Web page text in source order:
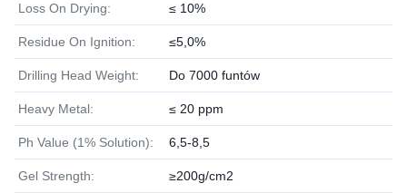
Loss On Drying: ≤ 10%
Residue On Ignition: ≤5,0%
Drilling Head Weight: Do 7000 funtów
Heavy Metal: ≤ 20 ppm
Ph Value (1% Solution): 6,5-8,5
Gel Strength: ≥200g/cm2